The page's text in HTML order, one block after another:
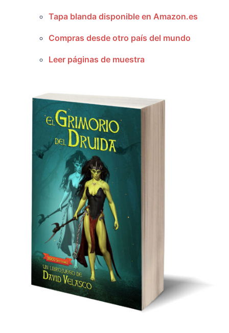
Tapa blanda disponible en Amazon.es
Compras desde otro país del mundo
Leer páginas de muestra